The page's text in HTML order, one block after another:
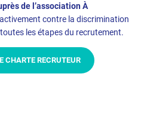
de l’association À
contre la discrimination
les étapes du recrutement.
CHARTE RECRUTEUR